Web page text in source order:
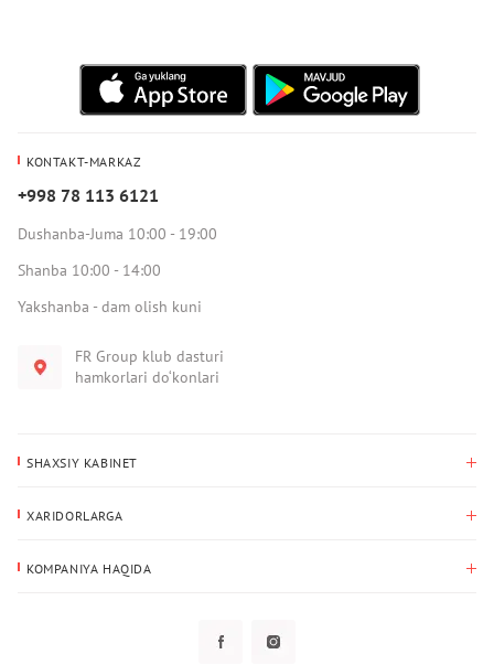
KONTAKT-MARKAZ
+998 78 113 6121
Dushanba-Juma 10:00 - 19:00
Shanba 10:00 - 14:00
Yakshanba - dam olish kuni
FR Group klub dasturi
hamkorlari do‘konlari
SHAXSIY KABINET
Yetkazib berish manzili
XARIDORLARGA
KOMPANIYA HAQIDA